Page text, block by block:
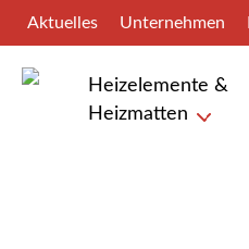
main
Aktuelles Unternehmen
Heizelemente &
Heizmatten